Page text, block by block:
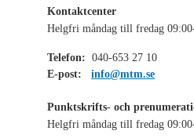
Kontaktcenter
Helgfri måndag till fredag
Telefon: 040-653 27 10
E-post:
info@mtm.se
Punktskrifts- och
Helgfri måndag till fredag